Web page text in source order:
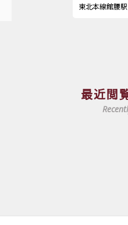
東北本線館腰
最近閲